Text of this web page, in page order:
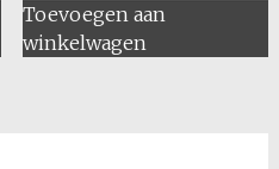
Toevoegen aan
winkelwagen